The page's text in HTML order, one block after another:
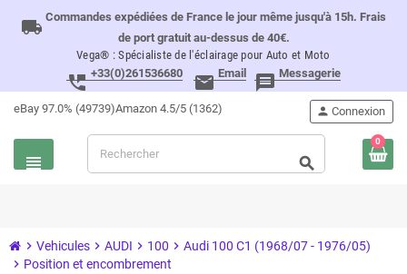
local_shipping Commandes expédiées de France le jour même jusqu'à 15h. Frais
de port gratuit au-dessus de 40€.
Vega® : Spécialiste de l'éclairage pour Auto et Moto
perm_phone_msg +33(0)261536680 email Email message Messagerie
eBay 97.0% (49739)Amazon 4.5/5 (1362)
view_headline
person Connexion
search
0
chevron_right Vehicules chevron_right AUDI chevron_right 100 chevron_right Audi 100 C1 (1968/07 - 1976/05)
chevron_right Position et encombrement